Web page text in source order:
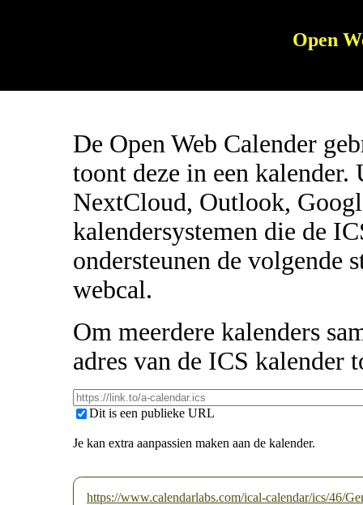
Open
De Open Web Calender
toont deze in een
NextCloud, Outlook,
kalendersystemen die de
ondersteunen de volgende
webcal.
Om meerdere kalenders
adres van de ICS kalender
Dit is een publieke URL
Je kan extra aanpassien maken aan de kalender.
https://www.calendarlabs.com/ical-calendar/ics/46/